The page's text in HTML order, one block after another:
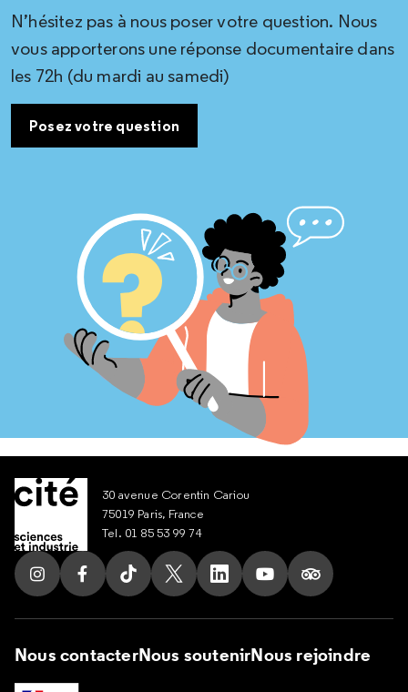
N’hésitez pas à nous poser votre question. Nous
vous apporterons une réponse documentaire dans
les 72h (du mardi au samedi)
Posez votre question
30 avenue Corentin Cariou
75019 Paris, France
Tel. 01 85 53 99 74
Suivez nous sur Instagram
Suivez nous sur Facebook
Suivez nous sur Tik Tok
Suivez nous sur X
Suivez nous sur LinkedIn
Suivez nous sur
Suivez nous
Nous contacterNous soutenirNous rejoindre